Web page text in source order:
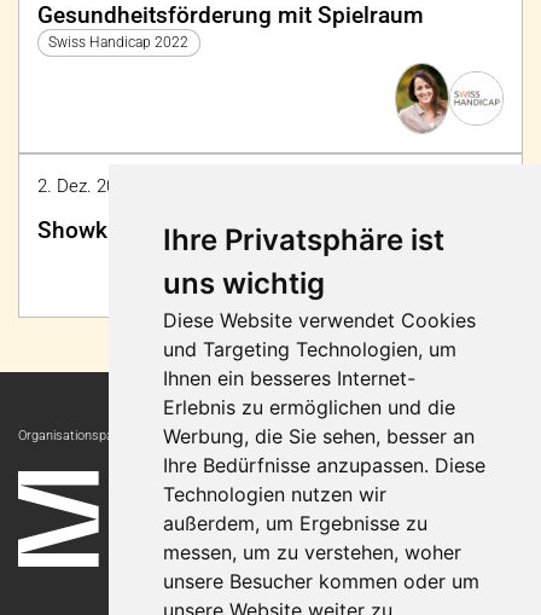
Ihre Privatsphäre ist
uns wichtig
Diese Website verwendet Cookies
und Targeting Technologien, um
Ihnen ein besseres Internet-
Erlebnis zu ermöglichen und die
Werbung, die Sie sehen, besser an
Ihre Bedürfnisse anzupassen. Diese
Technologien nutzen wir
außerdem, um Ergebnisse zu
messen, um zu verstehen, woher
unsere Besucher kommen oder um
unsere Website weiter zu
Gesundheitsförderung mit Spielraum
Swiss Handicap 2022
2. Dez. 2022 11:45 - 12:00 | Halle 1, Sportfeld
Showklettern mit Para-Kletterathlet:innen
Organisationspartnerin: